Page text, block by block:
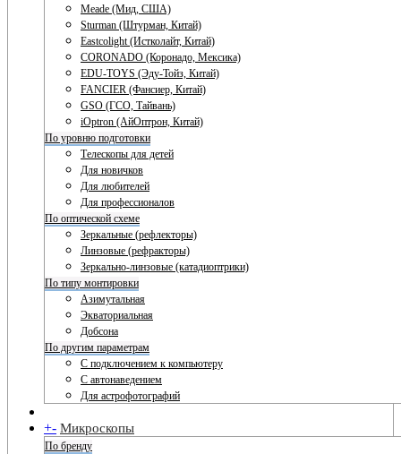
Meade (Мид, США)
Sturman (Штурман, Китай)
Eastcolight (Истколайт, Китай)
CORONADO (Коронадо, Мексика)
EDU-TOYS (Эду-Тойз, Китай)
FANCIER (Фансиер, Китай)
GSO (ГСО, Тайвань)
iOptron (АйОптрон, Китай)
По уровню подготовки
Телескопы для детей
Для новичков
Для любителей
Для профессионалов
По оптической схеме
Зеркальные (рефлекторы)
Линзовые (рефракторы)
Зеркально-линзовые (катадиоптрики)
По типу монтировки
Азимутальная
Экваториальная
Добсона
По другим параметрам
С подключением к компьютеру
С автонаведением
Для астрофотографий
+- Микроскопы
По бренду